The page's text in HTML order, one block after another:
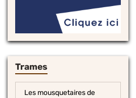
Trames
Les mousquetaires de